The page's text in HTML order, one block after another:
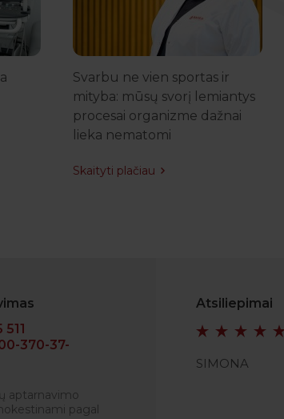
Svarbu ne vien sportas ir
mityba: mūsų svorį lemiantys
procesai organizme dažnai
lieka nematomi
Skaityti plačiau
370-37-
aptarnavimo
pagal
Atsiliepimai
SIMONA